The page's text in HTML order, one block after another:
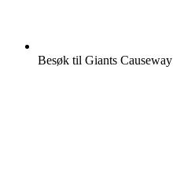
Besøk til Giants Causeway